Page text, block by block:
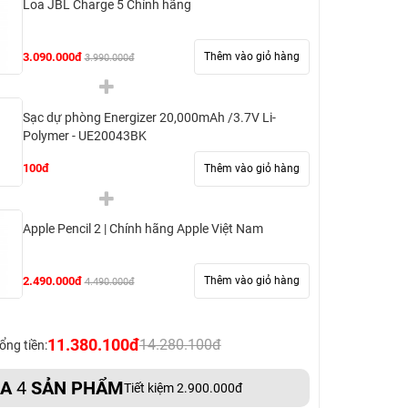
Loa JBL Charge 5 Chính hãng
3.090.000đ 3.990.000đ Thêm vào giỏ hàng
Sạc dự phòng Energizer 20,000mAh /3.7V Li-
Polymer - UE20043BK
100đ Thêm vào giỏ hàng
Apple Pencil 2 | Chính hãng Apple Việt Nam
2.490.000đ 4.490.000đ Thêm vào giỏ hàng
tiền:11.380.100đ14.280.100đ
4SẢN PHẨMTiết kiệm 2.900.000đ